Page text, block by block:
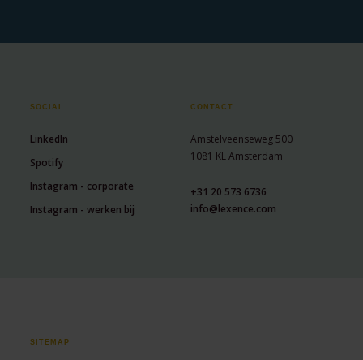
SOCIAL
LinkedIn
Spotify
Instagram - corporate
Instagram - werken bij
CONTACT
Amstelveenseweg 500
1081 KL Amsterdam
+31 20 573 6736
info@lexence.com
SITEMAP